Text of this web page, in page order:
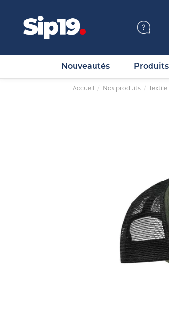
Nouveautés Produits
Accueil Nos produits Textile